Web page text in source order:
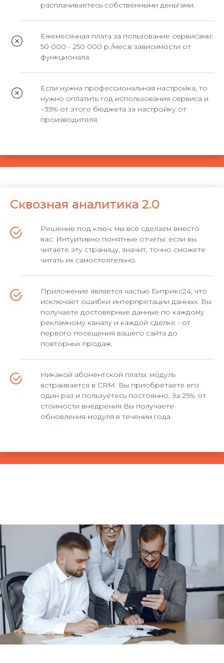
расплачиваетесь собственными деньгами.
Ежемесячная плата за пользование сервисами:
50 000 - 250 000 р./мес.в зависимости от
функционала.
Если нужна профессиональная настройка, то
нужно оплатить год использования сервиса и
~35% от этого бюджета за настройку от
производителя.
Сквозная аналитика 2.0
Решение под ключ: мы всё сделаем вместо
вас. Интуитивно понятные отчёты: если вы
читаете эту страницу, значит, точно сможете
читать их самостоятельно.
Приложение является частью Битрикс24, что
исключает ошибки интерпретации данных. Вы
получаете достоверные данные по каждому
рекламному каналу и каждой сделке - от
первого посещения вашего сайта до
повторных продаж.
Никакой абонентской платы: модуль
встраивается в CRM. Вы приобретаете его
один раз и пользуетесь постоянно. За 25% от
стоимости внедрения Вы получаете
обновления модуля в течении года.